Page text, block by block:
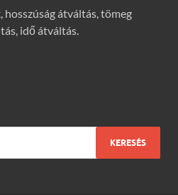
átváltás, tömeg
idő átváltás.